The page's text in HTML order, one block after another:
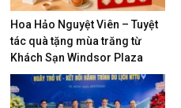
Hoa Hảo Nguyệt Viên – Tuyệt
tác quà tặng mùa trăng từ
Khách Sạn Windsor Plaza